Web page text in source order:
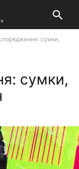
сумки,
сумки,